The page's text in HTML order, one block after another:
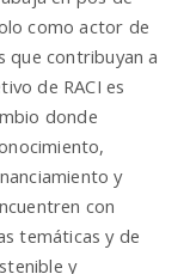
como actor de
que contribuyan a
de RACI es
donde
y
con
temáticas y de
y